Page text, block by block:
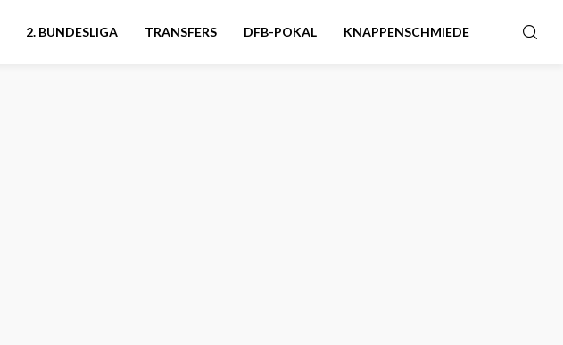
2. BUNDESLIGA TRANSFERS DFB-POKAL KNAPPENSCHMIEDE